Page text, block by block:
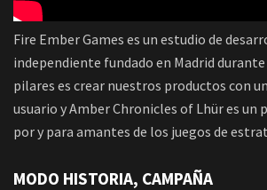
Fire Ember Games es un estudio de
independiente fundado en Madrid durante
pilares es crear nuestros productos con
usuario y Amber Chronicles of Lhür es un
por y para amantes de los juegos de
MODO HISTORIA, CAMPAÑA